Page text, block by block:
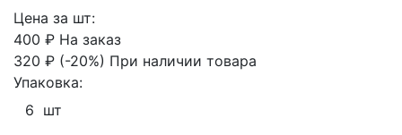
Цена за шт:
400 ₽ На заказ
320 ₽ (-20%) При наличии товара
Упаковка:
6 шт